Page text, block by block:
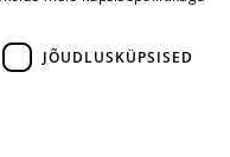
JÕUDLUSKÜPSISED